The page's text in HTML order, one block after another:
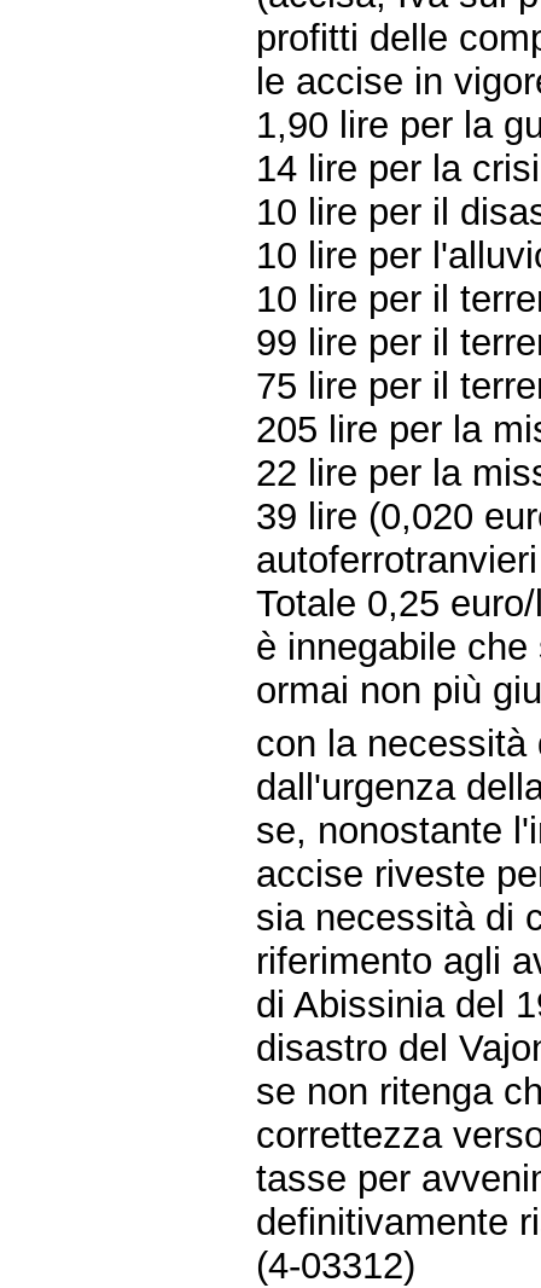
profitti delle
le accise in
1,90 lire per la
14 lire per la
10 lire per il
10 lire per
10 lire per il
99 lire per il
75 lire per il
205 lire per la
22 lire per la
39 lire (0,020
Totale 0,25
è innegabile
ormai non più
con la necessità
dall'urgenza
se, nonostante
accise riveste
sia necessità di
riferimento agli
di Abissinia del
disastro del
se non ritenga
correttezza
tasse per
definitivamente
(4-03312)